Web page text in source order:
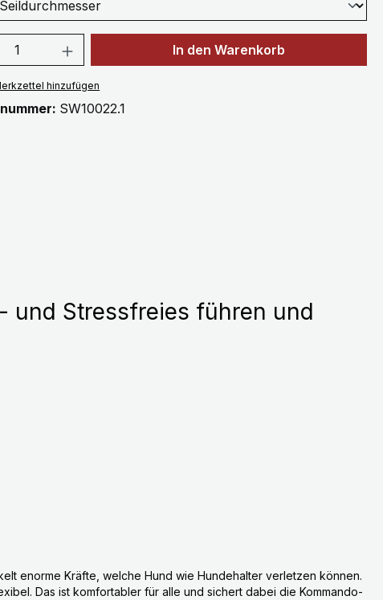
Anzahl: Gib den gewünschten Wert
In den Warenkorb
hinzufügen
SW10022.1
und Stressfreies führen und
enorme Kräfte, welche Hund wie Hundehalter verletzen können.
Das ist komfortabler für alle und sichert dabei die Kommando-